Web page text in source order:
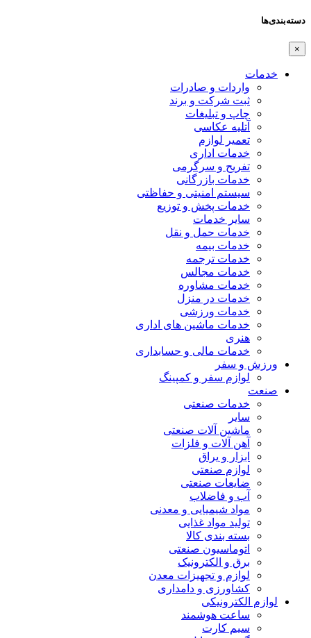
دسته‌بندی‌ها
×
خدمات
واردات و صادرات
ثبت شرکت و برند
چاپ و تبلیغات
آتلیه عکاسی
تعمیر لوازم
خدمات اداری
تفریح و سرگرمی
خدمات بازرگانی
سیستم امنیتی و حفاظتی
خدمات پخش و توزیع
سایر خدمات
خدمات حمل و نقل
خدمات بیمه
خدمات ترجمه
خدمات مجالس
خدمات مشاوره
خدمات در منزل
خدمات ورزشی
خدمات ماشین های اداری
هنری
خدمات مالی و حسابداری
ورزش و سفر
لوازم سفر و کمپینگ
صنعت
خدمات صنعتی
سایر
ماشین آلات صنعتی
آهن آلات و فلزات
ابزار و یراق
لوازم صنعتی
ضایعات صنعتی
آب و فاضلاب
مواد شیمیایی و معدنی
تولید مواد غذایی
بسته بندی کالا
اتوماسیون صنعتی
برق و الکترونیک
لوازم و تجهیزات معدن
کشاورزی و دامداری
لوازم الکترونیکی
ساعت هوشمند
سیم کارت